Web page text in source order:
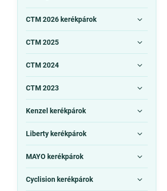
CTM 2026 kerékpárok
CTM 2025
CTM 2024
CTM 2023
Kenzel kerékpárok
Liberty kerékpárok
MAYO kerékpárok
Cyclision kerékpárok